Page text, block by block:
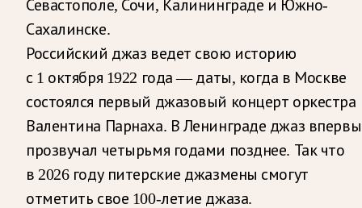
Севастополе, Сочи, Калининграде и Южно-
Сахалинске.
Российский джаз ведет свою историю
с 1 октября 1922 года — даты, когда в Москве
состоялся первый джазовый концерт оркестра
Валентина Парнаха. В Ленинграде джаз
прозвучал четырьмя годами позднее. Так что
в 2026 году питерские джазмены смогут
отметить свое 100-летие джаза.